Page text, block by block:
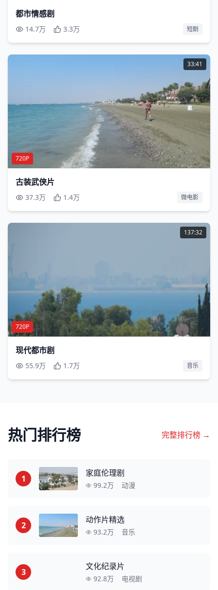
都市情感剧
14.7万 3.3万 短剧
33:41
720P
古装武侠片
37.3万 1.4万 微电影
137:32
720P
现代都市剧
55.9万 1.7万 音乐
热门排行榜 完整排行榜 →
1
家庭伦理剧
99.2万 动漫
2
动作片精选
93.2万 音乐
3
文化纪录片
92.8万 电视剧